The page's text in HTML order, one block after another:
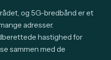
og 5G-bredbånd er et
adresser.
hastighed for
sammen med de